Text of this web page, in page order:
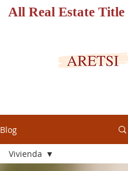
All Real Estate Title
Blog
Vivienda